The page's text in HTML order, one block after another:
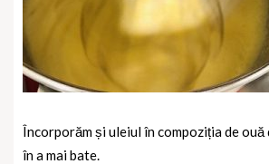
Încorporăm și uleiul în compoziția de ouă
în a mai bate.